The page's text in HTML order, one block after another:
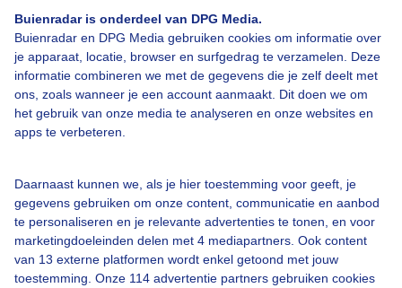
Buienradar is onderdeel van DPG Media.
Buienradar en DPG Media gebruiken cookies om informatie over
je apparaat, locatie, browser en surfgedrag te verzamelen. Deze
informatie combineren we met de gegevens die je zelf deelt met
ons, zoals wanneer je een account aanmaakt. Dit doen we om
het gebruik van onze media te analyseren en onze websites en
apps te verbeteren.
Daarnaast kunnen we, als je hier toestemming voor geeft, je
gegevens gebruiken om onze content, communicatie en aanbod
te personaliseren en je relevante advertenties te tonen, en voor
marketingdoeleinden delen met 4 mediapartners. Ook content
van 13 externe platformen wordt enkel getoond met jouw
toestemming. Onze 114 advertentie partners gebruiken cookies
Bekijk slideshow
Een moment geduld aub...